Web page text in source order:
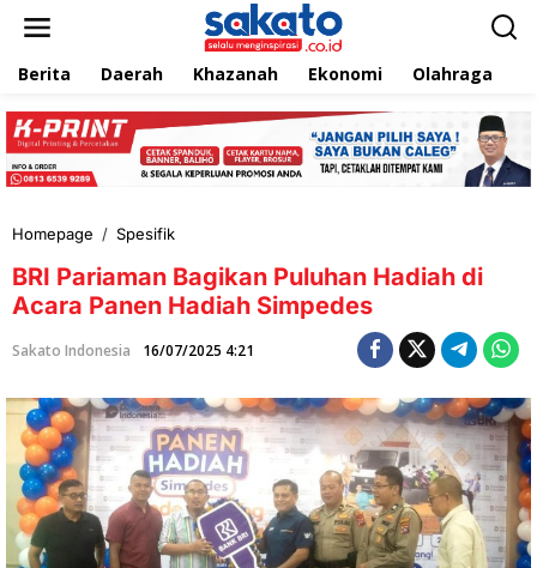
e
k
Berita Daerah Khazanah Ekonomi Olahraga
Homepage / Spesifik
I
P
a
r
m
a
n
B
a
g
i
k
BRI Pariaman Bagikan Puluhan Hadiah di
Acara Panen Hadiah Simpedes
Sakato Indonesia 16/07/2025 4:21